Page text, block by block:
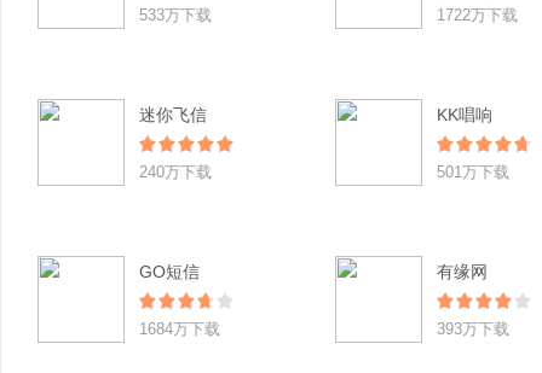
533万下载 1722万下载
迷你飞信
240万下载
KK唱响
501万下载
GO短信
1684万下载
有缘网
393万下载